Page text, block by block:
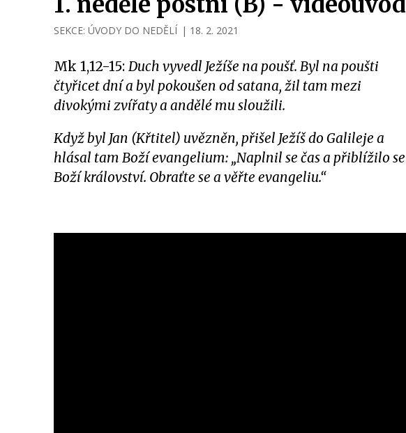
SEKCE: ÚVODY DO NEDĚLÍ | 18. 2. 2021
Mk 1,12-15: Duch vyvedl Ježíše na poušť. Byl na poušti
čtyřicet dní a byl pokoušen od satana, žil tam mezi
divokými zvířaty a andělé mu sloužili.
Když byl Jan (Křtitel) uvězněn, přišel Ježíš do Galileje a
hlásal tam Boží evangelium: „Naplnil se čas a přiblížilo se
Boží království. Obraťte se a věřte evangeliu.“